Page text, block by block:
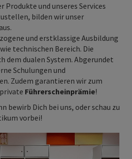
Produkte und unseres Services
bilden wir unser
und erstklassige Ausbildung
technischen Bereich. Die
dem dualen System. Abgerundet
Schulungen und
Zudem garantieren wir zum
Führerscheinprämie!
bewirb Dich bei uns, oder schau zu
vorbei!